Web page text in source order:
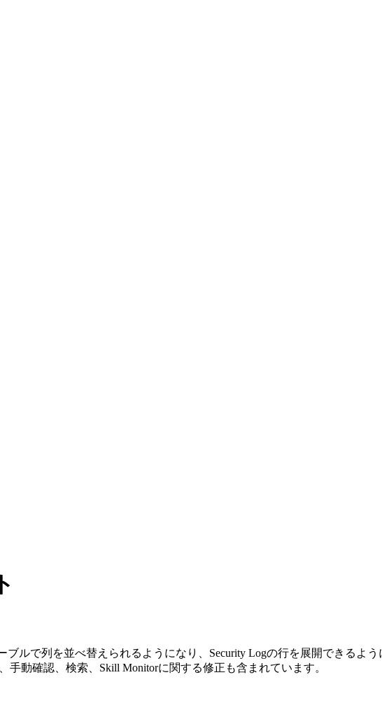
ブルで列を並べ替えられるようになり、Security Logの行を展開できるよ
手動確認、検索、Skill Monitorに関する修正も含まれています。